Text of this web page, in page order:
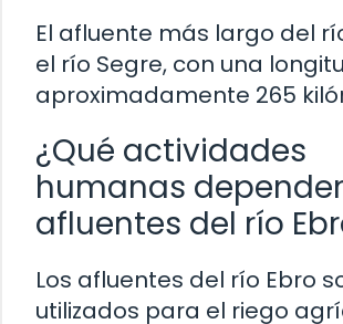
El afluente más largo del
el río Segre, con una
aproximadamente 265
¿Qué actividades
humanas
afluentes del río
Los afluentes del río Ebro
utilizados para el riego